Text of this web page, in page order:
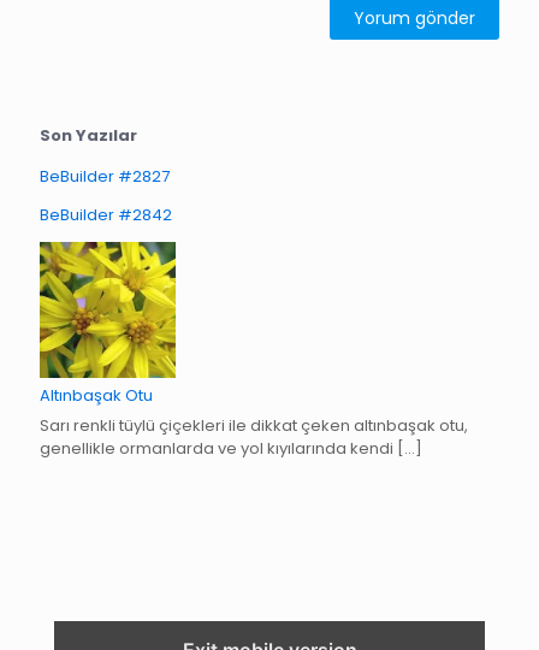
Son Yazılar
BeBuilder #2827
BeBuilder #2842
Altınbaşak Otu
Sarı renkli tüylü çiçekleri ile dikkat çeken altınbaşak otu,
genellikle ormanlarda ve yol kıyılarında kendi […]